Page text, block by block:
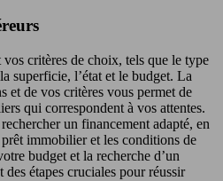
critères de choix, tels que le type
superficie, l’état et le budget. La
et de vos critères vous permet de
qui correspondent à vos attentes.
un financement adapté, en
immobilier et les conditions de
budget et la recherche d’un
des étapes cruciales pour réussir